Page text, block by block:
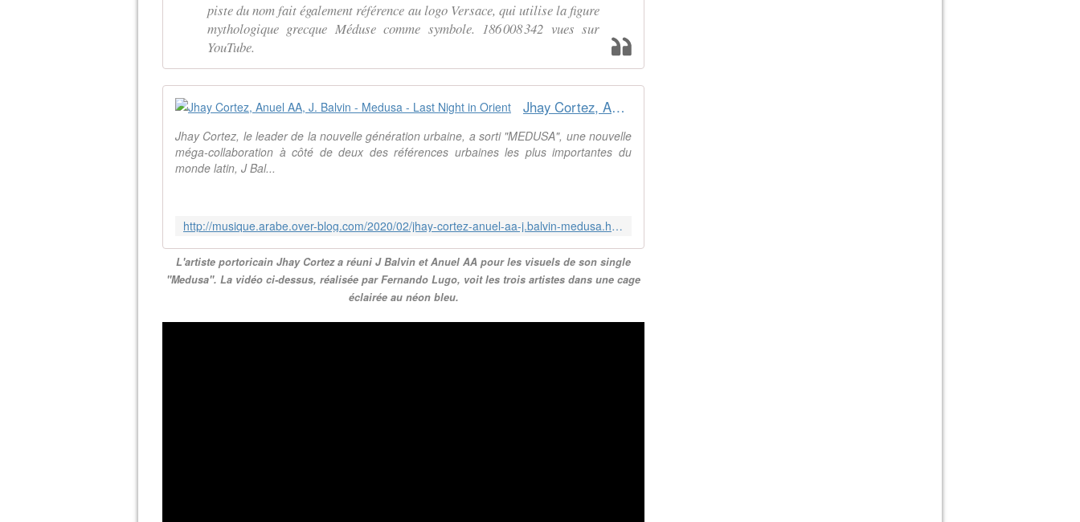
piste du nom fait également référence au logo Versace, qui utilise la figure
mythologique grecque Méduse comme symbole. 186 008 342 vues sur
YouTube.
Jhay Cortez, Anuel AA, J. Balvin - Medusa - Last Night in Orient
Jhay Cortez, le leader de la nouvelle génération urbaine, a sorti "MEDUSA", une nouvelle
méga-collaboration à côté de deux des références urbaines les plus importantes du
monde latin, J Bal...
http://musique.arabe.over-blog.com/2020/02/jhay-cortez-anuel-aa-j.balvin-medusa.html
L'artiste portoricain Jhay Cortez a réuni J Balvin et Anuel AA pour les visuels de son single
"Medusa". La vidéo ci-dessus, réalisée par Fernando Lugo, voit les trois artistes dans une cage
éclairée au néon bleu.